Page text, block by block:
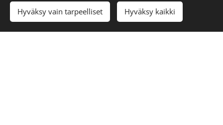
YjdEh9P7ZY
Lukemisiin,
Hyväksy vain tarpeelliset Hyväksy kaikki